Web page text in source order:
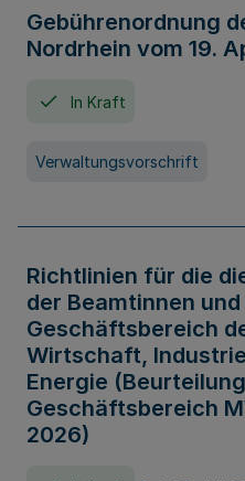
Gebührenordnung
Nordrhein vom 19.
In Kraft
Verwaltungsvorschrift
Richtlinien für die
der Beamtinnen
Geschäftsbereich
Wirtschaft,
Energie
Geschäftsbereich
2026)